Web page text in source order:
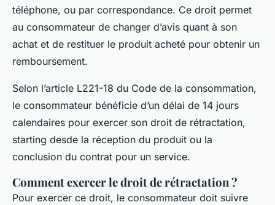
téléphone, ou par correspondance. Ce droit permet
au consommateur de changer d’avis quant à son
achat et de restituer le produit acheté pour obtenir un
remboursement.
Selon l’article L221-18 du Code de la consommation,
le consommateur bénéficie d’un délai de 14 jours
calendaires pour exercer son droit de rétractation,
starting desde la réception du produit ou la
conclusion du contrat pour un service.
Comment exercer le droit de rétractation ?
Pour exercer ce droit, le consommateur doit suivre